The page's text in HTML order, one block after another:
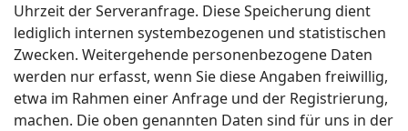
Uhrzeit der Serveranfrage. Diese Speicherung dient
lediglich internen systembezogenen und statistischen
Zwecken. Weitergehende personenbezogene Daten
werden nur erfasst, wenn Sie diese Angaben freiwillig,
etwa im Rahmen einer Anfrage und der Registrierung,
machen. Die oben genannten Daten sind für uns in der